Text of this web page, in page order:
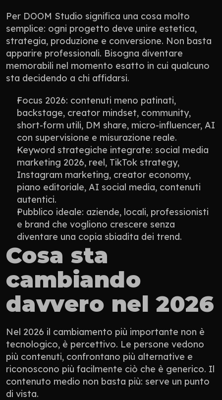
Per DOOM Studio significa una cosa molto
semplice: ogni progetto deve unire estetica,
strategia, produzione e conversione. Non basta
apparire professionali. Bisogna diventare
memorabili nel momento esatto in cui qualcuno
sta decidendo a chi affidarsi.
Focus 2026: contenuti meno patinati,
backstage, creator mindset, community,
short-form utili, DM share, micro-influencer, AI
con supervisione e misurazione reale.
Keyword strategiche integrate: social media
marketing 2026, reel, TikTok strategy,
Instagram marketing, creator economy,
piano editoriale, AI social media, contenuti
autentici.
Pubblico ideale: aziende, locali, professionisti
e brand che vogliono crescere senza
diventare una copia sbiadita dei trend.
Cosa sta
cambiando
davvero nel 2026
Nel 2026 il cambiamento più importante non è
tecnologico, è percettivo. Le persone vedono
più contenuti, confrontano più alternative e
riconoscono più facilmente ciò che è generico. Il
contenuto medio non basta più: serve un punto
di vista.